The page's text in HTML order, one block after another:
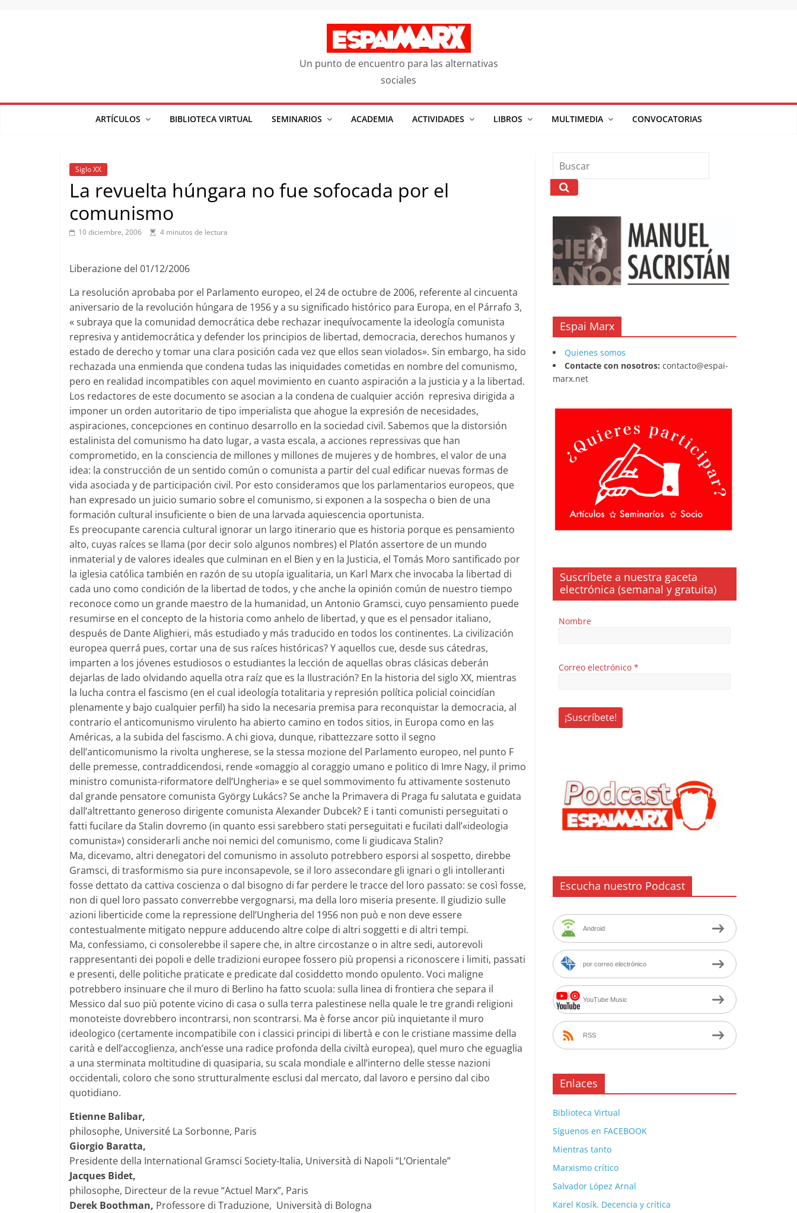
Un punto de encuentro para las alternativas
sociales
ARTÍCULOS BIBLIOTECA VIRTUAL SEMINARIOS ACADEMIA ACTIVIDADES LIBROS MULTIMEDIA CONVOCATORIAS
Siglo XX
La revuelta húngara no fue sofocada por el
comunismo
10 diciembre, 2006 4 minutos de lectura
Liberazione del 01/12/2006
La resolución aprobaba por el Parlamento europeo, el 24 de octubre de 2006, referente al cincuenta
aniversario de la revolución húngara de 1956 y a su significado histórico para Europa, en el Párrafo 3,
« subraya que la comunidad democrática debe rechazar inequívocamente la ideología comunista
represiva y antidemocrática y defender los principios de libertad, democracia, derechos humanos y
estado de derecho y tomar una clara posición cada vez que ellos sean violados». Sin embargo, ha sido
rechazada una enmienda que condena tudas las iniquidades cometidas en nombre del comunismo,
pero en realidad incompatibles con aquel movimiento en cuanto aspiración a la justicia y a la libertad.
Los redactores de este documento se asocian a la condena de cualquier acción represiva dirigida a
imponer un orden autoritario de tipo imperialista que ahogue la expresión de necesidades,
aspiraciones, concepciones en continuo desarrollo en la sociedad civil. Sabemos que la distorsión
estalinista del comunismo ha dato lugar, a vasta escala, a acciones repressivas que han
comprometido, en la consciencia de millones y millones de mujeres y de hombres, el valor de una
idea: la construcción de un sentido común o comunista a partir del cual edificar nuevas formas de
vida asociada y de participación civil. Por esto consideramos que los parlamentarios europeos, que
han expresado un juicio sumario sobre el comunismo, si exponen a la sospecha o bien de una
formación cultural insuficiente o bien de una larvada aquiescencia oportunista.
Es preocupante carencia cultural ignorar un largo itinerario que es historia porque es pensamiento
alto, cuyas raíces se llama (por decir solo algunos nombres) el Platón assertore de un mundo
inmaterial y de valores ideales que culminan en el Bien y en la Justicia, el Tomás Moro santificado por
la iglesia católica también en razón de su utopía igualitaria, un Karl Marx che invocaba la libertad di
cada uno como condición de la libertad de todos, y che anche la opinión común de nuestro tiempo
reconoce como un grande maestro de la humanidad, un Antonio Gramsci, cuyo pensamiento puede
resumirse en el concepto de la historia como anhelo de libertad, y que es el pensador italiano,
después de Dante Alighieri, más estudiado y más traducido en todos los continentes. La civilización
europea querrá pues, cortar una de sus raíces históricas? Y aquellos cue, desde sus cátedras,
imparten a los jóvenes estudiosos o estudiantes la lección de aquellas obras clásicas deberán
dejarlas de lado olvidando aquella otra raíz que es la Ilustración? En la historia del siglo XX, mientras
la lucha contra el fascismo (en el cual ideología totalitaria y represión política policial coincidían
plenamente y bajo cualquier perfil) ha sido la necesaria premisa para reconquistar la democracia, al
contrario el anticomunismo virulento ha abierto camino en todos sitios, in Europa como en las
Américas, a la subida del fascismo. A chi giova, dunque, ribattezzare sotto il segno
dell’anticomunismo la rivolta ungherese, se la stessa mozione del Parlamento europeo, nel punto F
delle premesse, contraddicendosi, rende «omaggio al coraggio umano e politico di Imre Nagy, il primo
ministro comunista-riformatore dell’Ungheria» e se quel sommovimento fu attivamente sostenuto
dal grande pensatore comunista György Lukács? Se anche la Primavera di Praga fu salutata e guidata
dall’altrettanto generoso dirigente comunista Alexander Dubcek? E i tanti comunisti perseguitati o
fatti fucilare da Stalin dovremo (in quanto essi sarebbero stati perseguitati e fucilati dall’«ideologia
comunista») considerarli anche noi nemici del comunismo, come li giudicava Stalin?
Ma, dicevamo, altri denegatori del comunismo in assoluto potrebbero esporsi al sospetto, direbbe
Gramsci, di trasformismo sia pure inconsapevole, se il loro assecondare gli ignari o gli intolleranti
fosse dettato da cattiva coscienza o dal bisogno di far perdere le tracce del loro passato: se così fosse,
non di quel loro passato converrebbe vergognarsi, ma della loro miseria presente. Il giudizio sulle
azioni liberticide come la repressione dell’Ungheria del 1956 non può e non deve essere
contestualmente mitigato neppure adducendo altre colpe di altri soggetti e di altri tempi.
Ma, confessiamo, ci consolerebbe il sapere che, in altre circostanze o in altre sedi, autorevoli
rappresentanti dei popoli e delle tradizioni europee fossero più propensi a riconoscere i limiti, passati
e presenti, delle politiche praticate e predicate dal cosiddetto mondo opulento. Voci maligne
potrebbero insinuare che il muro di Berlino ha fatto scuola: sulla linea di frontiera che separa il
Messico dal suo più potente vicino di casa o sulla terra palestinese nella quale le tre grandi religioni
monoteiste dovrebbero incontrarsi, non scontrarsi. Ma è forse ancor più inquietante il muro
ideologico (certamente incompatibile con i classici principi di libertà e con le cristiane massime della
carità e dell’accoglienza, anch’esse una radice profonda della civiltà europea), quel muro che eguaglia
a una sterminata moltitudine di quasiparia, su scala mondiale e all’interno delle stesse nazioni
occidentali, coloro che sono strutturalmente esclusi dal mercato, dal lavoro e persino dal cibo
quotidiano.
Etienne Balibar,
philosophe, Université La Sorbonne, Paris
Giorgio Baratta,
Presidente della International Gramsci Society-Italia, Università di Napoli “L’Orientale”
Jacques Bidet,
philosophe, Directeur de la revue “Actuel Marx”, Paris
Derek Boothman, Professore di Traduzione, Università di Bologna
Espai Marx
Quienes somos
Contacte con nosotros: contacto@espai-
marx.net
Suscríbete a nuestra gaceta
electrónica (semanal y gratuita)
Nombre
Correo electrónico *
Escucha nuestro Podcast
Android
por correo electrónico
YouTube Music
RSS
Enlaces
Biblioteca Virtual
Síguenos en FACEBOOK
Mientras tanto
Marxismo crítico
Salvador López Arnal
Karel Kosík. Decencia y crítica